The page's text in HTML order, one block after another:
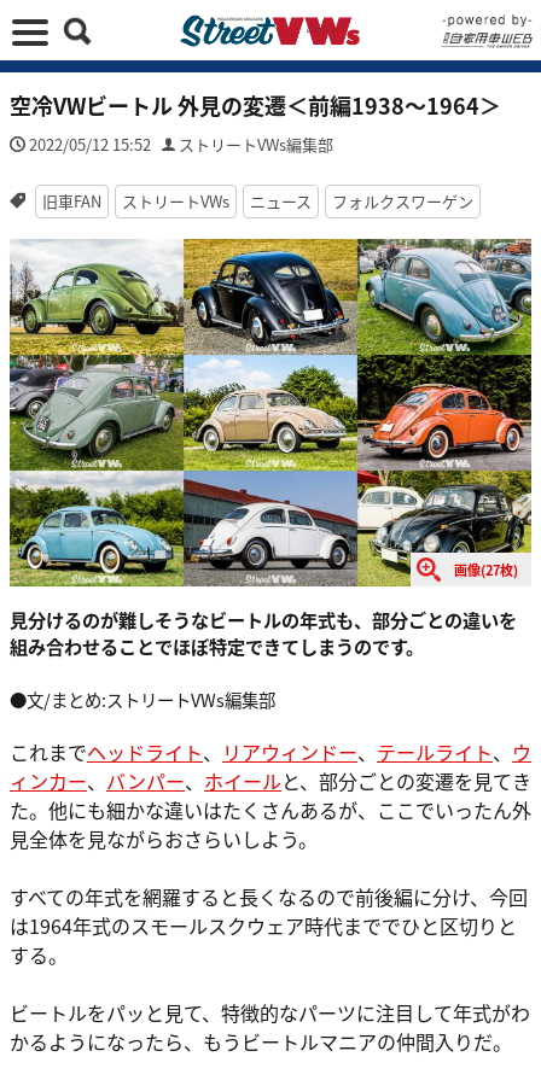
空冷VWビートル 外見の変遷＜前編1938〜1964＞
2022/05/12 15:52 ストリートVWs編集部
旧車FAN ストリートVWs ニュース フォルクスワーゲン
画像(27枚)
見分けるのが難しそうなビートルの年式も、部分ごとの違いを
組み合わせることでほぼ特定できてしまうのです。
●文/まとめ:ストリートVWs編集部
これまでヘッドライト、 リアウィンドー、 テールライト、 ウ
ィンカー、 バンパー、 ホイールと、部分ごとの変遷を見てき
た。他にも細かな違いはたくさんあるが、ここでいったん外
見全体を見ながらおさらいしよう。
すべての年式を網羅すると長くなるので前後編に分け、今回
は1964年式のスモールスクウェア時代まででひと区切りと
する。
ビートルをパッと見て、特徴的なパーツに注目して年式がわ
かるようになったら、もうビートルマニアの仲間入りだ。